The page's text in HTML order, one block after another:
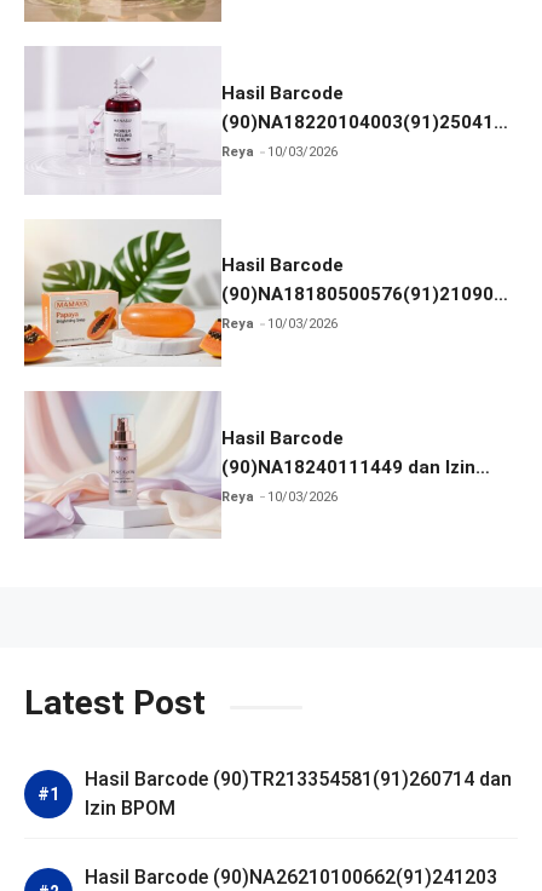
Hasil Barcode
(90)NA18220104003(91)250418
dan Izin BPOM
Reya 10/03/2026
Hasil Barcode
(90)NA18180500576(91)210906
dan Izin BPOM
Reya 10/03/2026
Hasil Barcode
(90)NA18240111449 dan Izin
BPOM
Reya 10/03/2026
Latest Post
Hasil Barcode (90)TR213354581(91)260714 dan
Izin BPOM
Hasil Barcode (90)NA26210100662(91)241203